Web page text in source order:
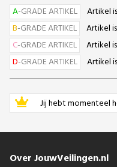
A-GRADE ARTIKEL
Artikel
B-GRADE ARTIKEL
Artikel
C-GRADE ARTIKEL
Artikel
D-GRADE ARTIKEL Artikel
Jij hebt momenteel
Over JouwVeilingen.nl